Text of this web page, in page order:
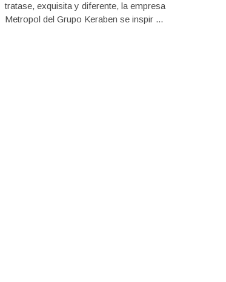
tratase, exquisita y diferente, la empresa
Metropol del Grupo Keraben se inspir ...